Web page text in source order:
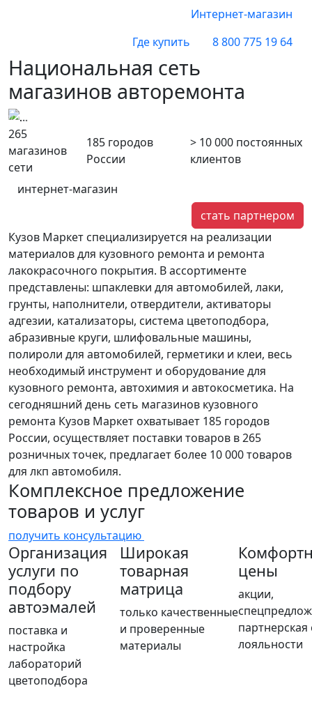
Интернет-магазин
Где купить
8 800 775 19 64
Национальная сеть
магазинов авторемонта
265
магазинов
сети
185 городов
России
> 10 000 постоянных
клиентов
интернет-магазин
стать партнером
Кузов Маркет специализируется на реализации
материалов для кузовного ремонта и ремонта
лакокрасочного покрытия. В ассортименте
представлены: шпаклевки для автомобилей, лаки,
грунты, наполнители, отвердители, активаторы
адгезии, катализаторы, система цветоподбора,
абразивные круги, шлифовальные машины,
полироли для автомобилей, герметики и клеи, весь
необходимый инструмент и оборудование для
кузовного ремонта, автохимия и автокосметика. На
сегодняшний день сеть магазинов кузовного
ремонта Кузов Маркет охватывает 185 городов
России, осуществляет поставки товаров в 265
розничных точек, предлагает более 10 000 товаров
для лкп автомобиля.
Комплексное предложение
товаров и услуг
получить консультацию
Организация
услуги по
подбору
автоэмалей
поставка и
настройка
лабораторий
цветоподбора
Широкая
товарная
матрица
только качественные
и проверенные
материалы
цены
акции,
партнерская
лояльности